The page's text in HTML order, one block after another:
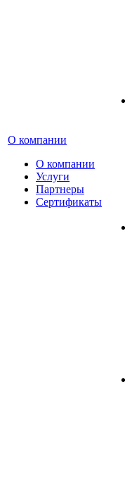
О компании
О компании
Услуги
Партнеры
Сертификаты